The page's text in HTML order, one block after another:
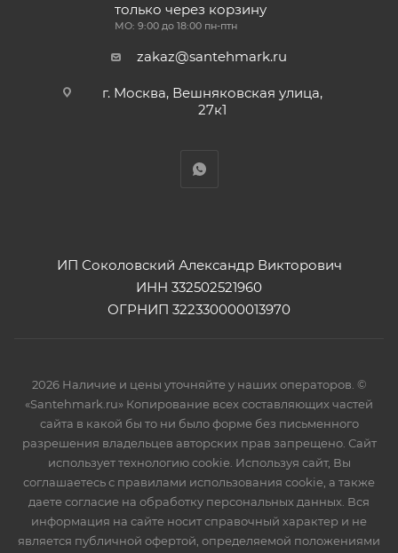
только через корзину
МО: 9:00 до 18:00 пн-птн
zakaz@santehmark.ru
г. Москва, Вешняковская улица,
27к1
ИП Соколовский Александр Викторович
ИНН 332502521960
ОГРНИП 322330000013970
2026 Наличие и цены уточняйте у наших операторов. ©
«Santehmark.ru» Копирование всех составляющих частей
сайта в какой бы то ни было форме без письменного
разрешения владельцев авторских прав запрещено. Сайт
использует технологию cookie. Используя сайт, Вы
соглашаетесь с правилами использования cookie, а также
даете согласие на обработку персональных данных. Вся
информация на сайте носит справочный характер и не
является публичной офертой, определяемой положениями